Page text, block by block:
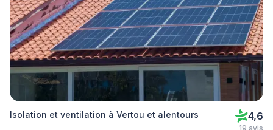
Isolation et ventilation à Vertou et alentours 4,6
19 avis